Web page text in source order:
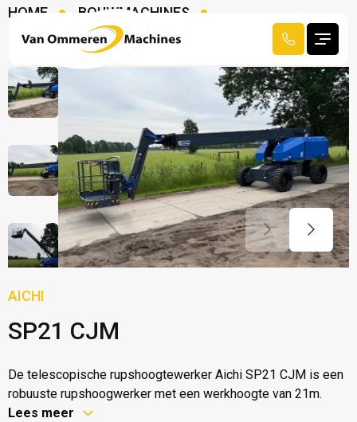
HOME
BOUWMACHINES
HOOGWERKERS
AICHI SP21 CJM
AICHI
SP21 CJM
De telescopische rupshoogtewerker Aichi SP21 CJM is een
robuuste rupshoogwerker met een werkhoogte van 21m.
Lees meer